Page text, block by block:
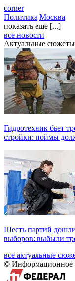
corner
Политика Москва
показать еще [...]
все новости
Актуальные сюжеты
Гидротехник бьет
стройки: поймы
Шесть партий
выборов: выбыли
все актуальные
© Информационное